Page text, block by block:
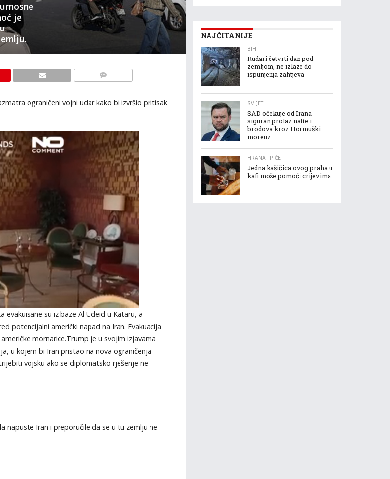
je
ograničeni vojni udar kako bi izvršio pritisak
evakuisane su iz baze Al Udeid u Kataru, a
potencijalni američki napad na Iran. Evakuacija
mornarice.Trump je u svojim izjavama
u kojem bi Iran pristao na nova ograničenja
vojsku ako se diplomatsko rješenje ne
napuste Iran i preporučile da se u tu zemlju ne
NAJČITANIJE
BIH
Rudari četvrti dan pod
zemljom, ne izlaze do
ispunjenja zahtjeva
SVIJET
SAD očekuje od Irana
siguran prolaz nafte i
brodova kroz Hormuški
moreuz
HRANA I PIĆE
Jedna kašičica ovog praha u
kafi može pomoći crijevima